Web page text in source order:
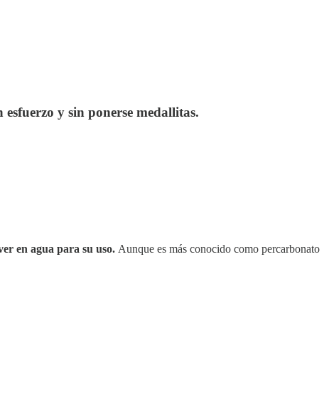
y sin ponerse medallitas.
en agua para su uso. Aunque es más conocido como percarbonato